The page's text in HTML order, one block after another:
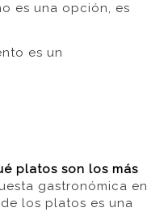
es una opción, es
es un
platos son los más
gastronómica en
los platos es una